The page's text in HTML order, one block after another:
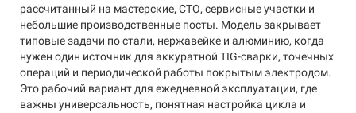
рассчитанный на мастерские, СТО, сервисные участки и
небольшие производственные посты. Модель закрывает
типовые задачи по стали, нержавейке и алюминию, когда
нужен один источник для аккуратной TIG-сварки, точечных
операций и периодической работы покрытым электродом.
Это рабочий вариант для ежедневной эксплуатации, где
важны универсальность, понятная настройка цикла и